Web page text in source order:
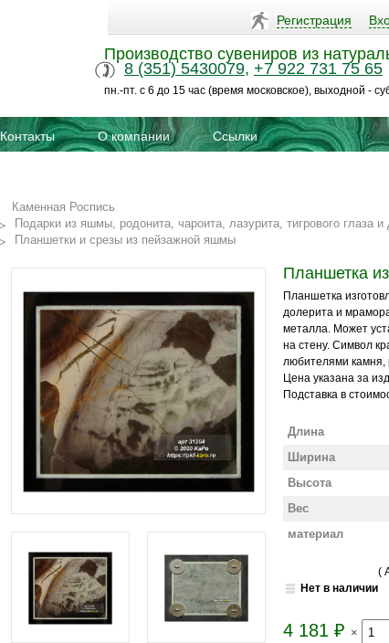
Регистрация
Производство сувениров из
8 (351) 5430079, +7 922 731 75 65
пн.-пт. с 6 до 15 час (время московское), выходной -
Контакты О компании Ссылки
Каменная Роспись
Подарки из яшмы, родонита, чароита, лазурита, тигрового глаза и
Планшетки и срезы из пейзажной яшмы
Планшетка
Планшетка
долерита и
металла. Может
на стену. Символ
любителями камня,
Цена указана за
Подставка в
Длина
Ширина
Высота
Вес
материал
(
Нет в наличии
4 181 ₽ ×